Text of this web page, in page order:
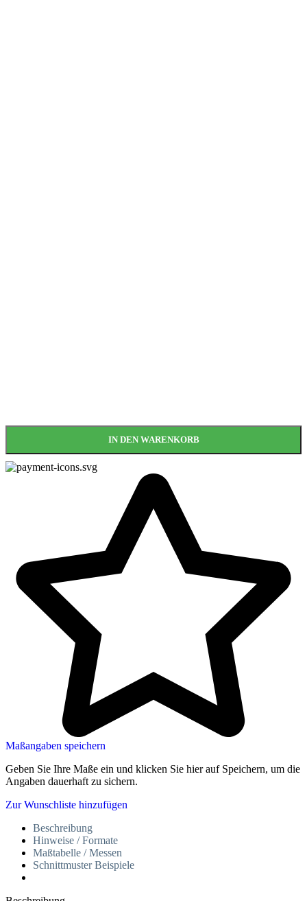
IN DEN WARENKORB
Maßangaben speichern
Geben Sie Ihre Maße ein und klicken Sie hier auf Speichern, um die
Angaben dauerhaft zu sichern.
Zur Wunschliste hinzufügen
Beschreibung
Hinweise / Formate
Maßtabelle / Messen
Schnittmuster Beispiele